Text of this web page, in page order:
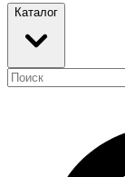
Каталог